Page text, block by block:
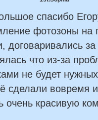
спасибо
фотозоны на
договаривались
что из-за
не будет
сделали вовремя
очень красивую